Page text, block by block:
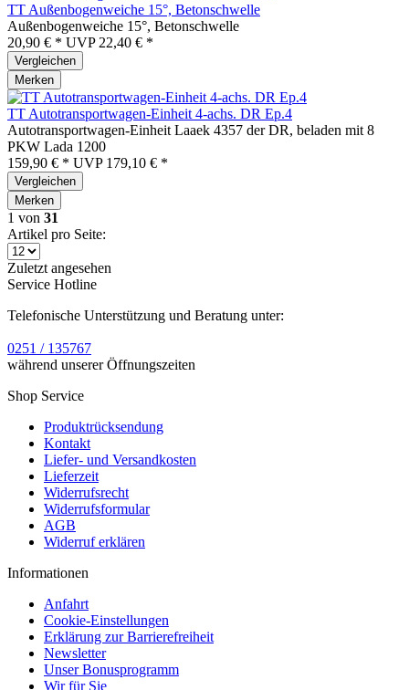
TT Außenbogenweiche 15°, Betonschwelle
Außenbogenweiche 15°, Betonschwelle
20,90 € * UVP 22,40 € *
Vergleichen
Merken
TT Autotransportwagen-Einheit 4-achs. DR Ep.4
Autotransportwagen-Einheit Laaek 4357 der DR, beladen mit 8
PKW Lada 1200
159,90 € * UVP 179,10 € *
Vergleichen
Merken
1 von 31
Artikel pro Seite:
Zuletzt angesehen
Service Hotline
Telefonische Unterstützung und Beratung unter:
0251 / 135767
während unserer Öffnungszeiten
Shop Service
Produktrücksendung
Kontakt
Liefer- und Versandkosten
Lieferzeit
Widerrufsrecht
Widerrufsformular
AGB
Widerruf erklären
Informationen
Anfahrt
Cookie-Einstellungen
Erklärung zur Barrierefreiheit
Newsletter
Unser Bonusprogramm
Wir für Sie